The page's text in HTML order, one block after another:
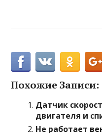
Похожие Записи:
Датчик
двигателя и
Не работает